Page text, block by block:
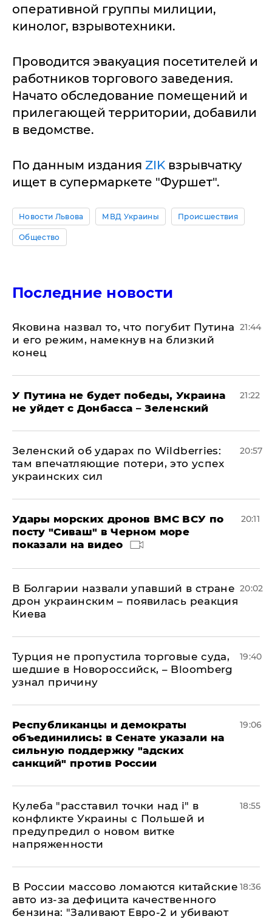
оперативной группы милиции,
кинолог, взрывотехники.
Проводится эвакуация посетителей и
работников торгового заведения.
Начато обследование помещений и
прилегающей территории, добавили
в ведомстве.
По данным издания ZIK взрывчатку
ищет в супермаркете "Фуршет".
Новости Львова МВД Украины Происшествия
Общество
Последние новости
Яковина назвал то, что погубит Путина
и его режим, намекнув на близкий
конец
21:44
У Путина не будет победы, Украина
не уйдет с Донбасса – Зеленский
21:22
Зеленский об ударах по Wildberries:
там впечатляющие потери, это успех
украинских сил
20:57
Удары морских дронов ВМС ВСУ по
посту "Сиваш" в Черном море
показали на видео
20:11
В Болгарии назвали упавший в стране
дрон украинским – появилась реакция
Киева
20:02
Турция не пропустила торговые суда,
шедшие в Новороссийск, – Bloomberg
узнал причину
19:40
Республиканцы и демократы
объединились: в Сенате указали на
сильную поддержку "адских
санкций" против России
19:06
Кулеба "расставил точки над і" в
конфликте Украины с Польшей и
предупредил о новом витке
напряженности
18:55
В России массово ломаются китайские
авто из-за дефицита качественного
бензина: "Заливают Евро-2 и убивают
18:36